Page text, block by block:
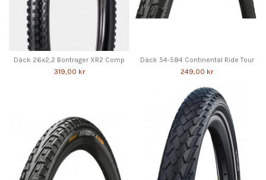
Däck 26x2,2 Bontrager XR2 Comp
319,00 kr
Däck 54-584 Continental Ride Tour
249,00 kr